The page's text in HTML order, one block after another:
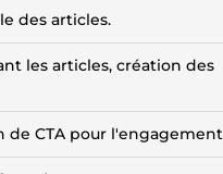
des articles.
les articles, création des
de CTA pour